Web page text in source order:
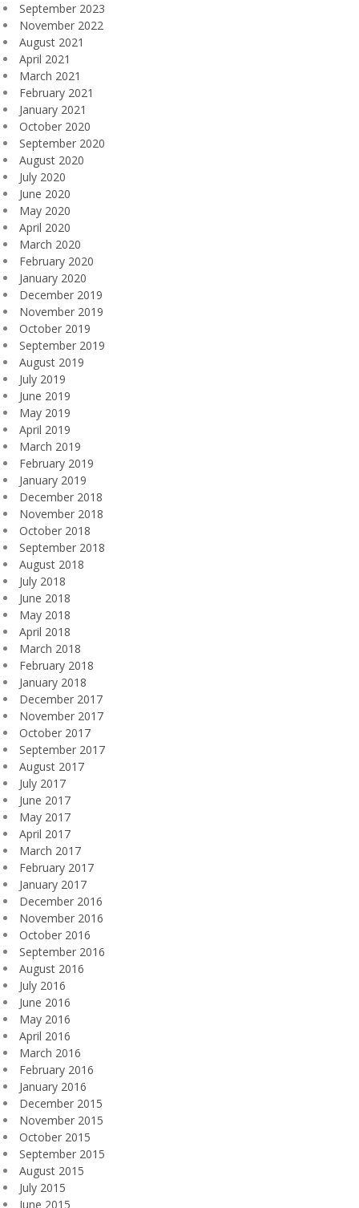
September 2023
November 2022
August 2021
April 2021
March 2021
February 2021
January 2021
October 2020
September 2020
August 2020
July 2020
June 2020
May 2020
April 2020
March 2020
February 2020
January 2020
December 2019
November 2019
October 2019
September 2019
August 2019
July 2019
June 2019
May 2019
April 2019
March 2019
February 2019
January 2019
December 2018
November 2018
October 2018
September 2018
August 2018
July 2018
June 2018
May 2018
April 2018
March 2018
February 2018
January 2018
December 2017
November 2017
October 2017
September 2017
August 2017
July 2017
June 2017
May 2017
April 2017
March 2017
February 2017
January 2017
December 2016
November 2016
October 2016
September 2016
August 2016
July 2016
June 2016
May 2016
April 2016
March 2016
February 2016
January 2016
December 2015
November 2015
October 2015
September 2015
August 2015
July 2015
June 2015